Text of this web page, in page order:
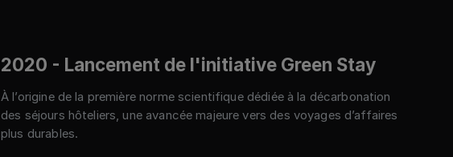
2020 - Lancement de l'initiative Green Stay
À l’origine de la première norme scientifique dédiée à la décarbonation
des séjours hôteliers, une avancée majeure vers des voyages d’affaires
plus durables.